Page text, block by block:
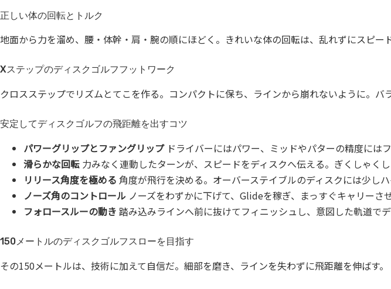
正しい体の回転とトルク
地面から力を溜め、腰・体幹・肩・腕の順にほどく。きれいな体の回転は、乱れずにスピー
Xステップのディスクゴルフフットワーク
クロスステップでリズムとてこを作る。コンパクトに保ち、ラインから崩れないように。バ
安定してディスクゴルフの飛距離を出すコツ
パワーグリップとファングリップドライバーにはパワー、ミッドやパターの精度には
滑らかな回転 力みなく連動したターンが、スピードをディスクへ伝える。ぎくしゃく
リリース角度を極める 角度が飛行を決める。オーバーステイブルのディスクには少し
ノーズ角のコントロール ノーズをわずかに下げて、Glideを稼ぎ、まっすぐキャリーさせ
フォロースルーの動き 踏み込みラインへ前に抜けてフィニッシュし、意図した軌道でデ
150メートルのディスクゴルフスローを目指す
その150メートルは、技術に加えて自信だ。細部を磨き、ラインを失わずに飛距離を伸ばす。